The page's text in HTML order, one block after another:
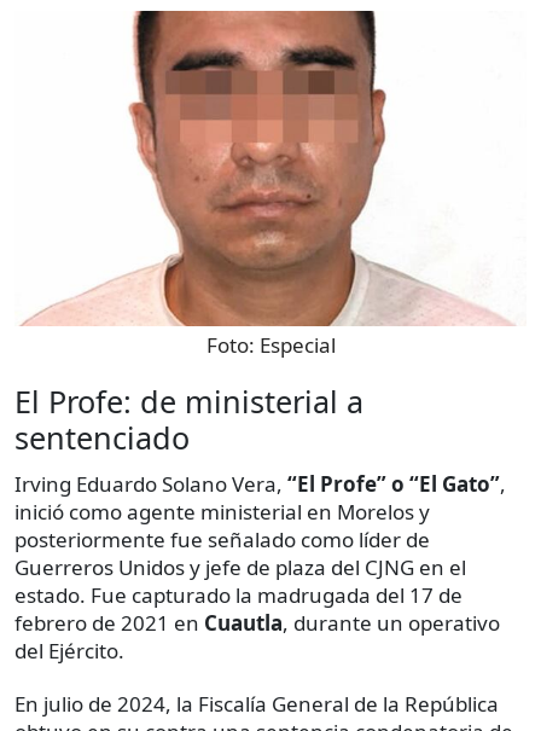
Foto: Especial
El Profe: de ministerial a
sentenciado
Irving Eduardo Solano Vera, “El Profe” o “El Gato”,
inició como agente ministerial en Morelos y
posteriormente fue señalado como líder de
Guerreros Unidos y jefe de plaza del CJNG en el
estado. Fue capturado la madrugada del 17 de
febrero de 2021 en Cuautla, durante un operativo
del Ejército.
En julio de 2024, la Fiscalía General de la República